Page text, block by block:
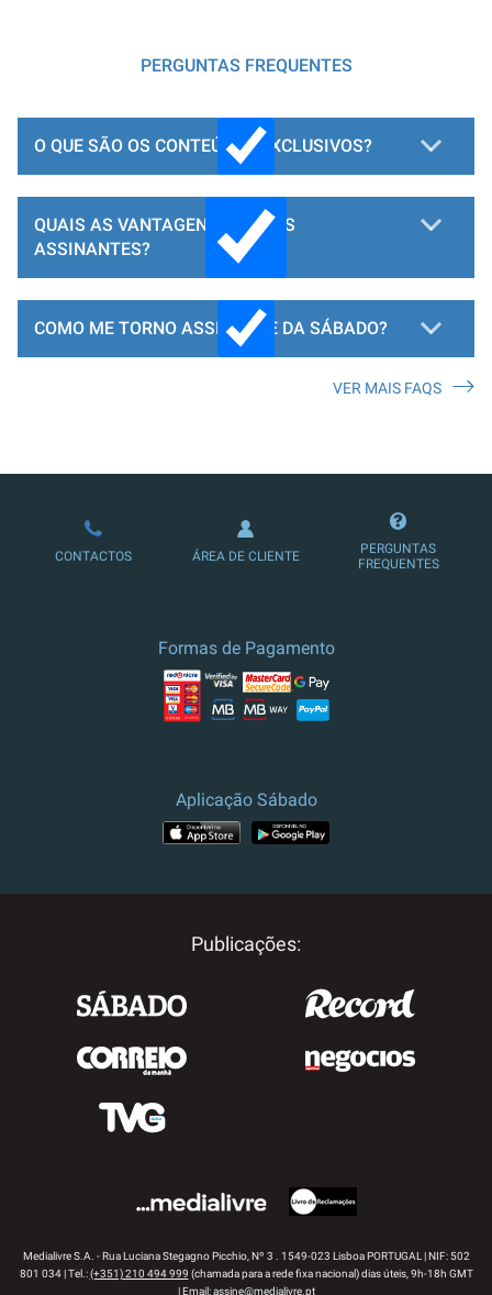
PERGUNTAS FREQUENTES
O QUE SÃO OS CONTEÚDOS EXCLUSIVOS?
QUAIS AS VANTAGENS PARA OS
ASSINANTES?
COMO ME TORNO ASSINANTE DA SÁBADO?
LOJA DE ASSINATURAS
VER MAIS FAQS
CONTACTOS ÁREA DE CLIENTE
PERGUNTAS
FREQUENTES
Formas de Pagamento
Aplicação Sábado
Publicações:
Medialivre S.A. - Rua Luciana Stegagno Picchio, Nº 3 . 1549-023 Lisboa PORTUGAL | NIF: 502
801 034 | Tel.:(+351) 210 494 999 (chamada para a rede fixa nacional) dias úteis, 9h-18h GMT
| Email:assine@medialivre.pt